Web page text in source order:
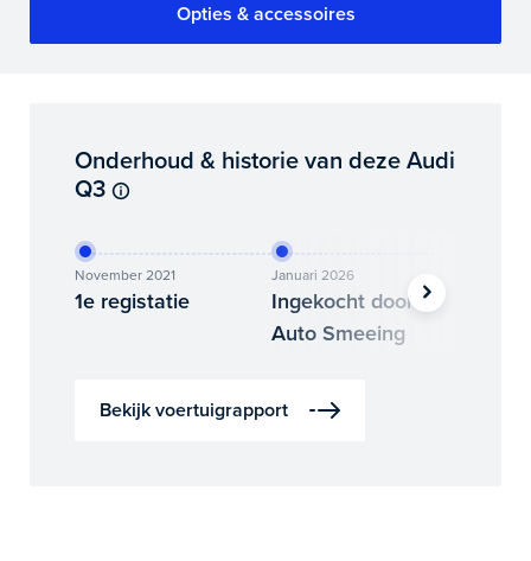
Opties & accessoires
Onderhoud & historie van deze Audi
Q3
November 2021
1e registatie
Januari 2026
Ingekocht door
Auto Smeeing
Bekijk voertuigrapport